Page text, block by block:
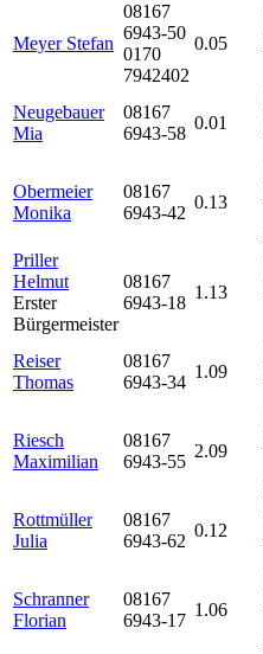
Meyer Stefan
08167
6943-50
0170
7942402
0.05
Neugebauer
Mia
08167
6943-58
0.01
Obermeier
Monika
08167
6943-42
0.13
Priller
Helmut
Erster
Bürgermeister
08167
6943-18
1.13
Reiser
Thomas
08167
6943-34
1.09
Riesch
Maximilian
08167
6943-55
2.09
Rottmüller
Julia
08167
6943-62
0.12
Schranner
Florian
08167
6943-17
1.06